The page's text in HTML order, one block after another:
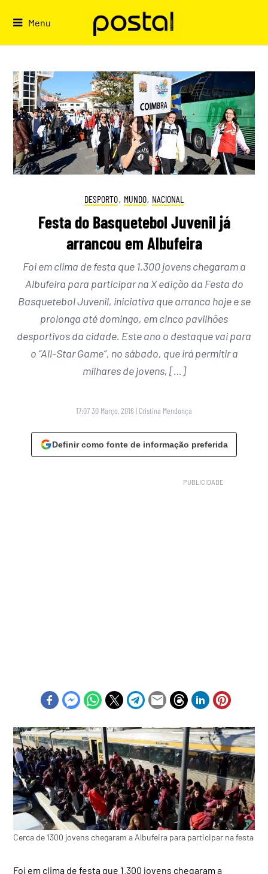
Menu
DESPORTO, MUNDO, NACIONAL
Festa do Basquetebol Juvenil já
arrancou em Albufeira
Foi em clima de festa que 1.300 jovens chegaram a
Albufeira para participar na X edição da Festa do
Basquetebol Juvenil, iniciativa que arranca hoje e se
prolonga até domingo, em cinco pavilhões
desportivos da cidade. Este ano o destaque vai para
o “All-Star Game”, no sábado, que irá permitir a
milhares de jovens, […]
17:07 30 Março, 2016 | Cristina Mendonça
Definir como fonte de informação preferida
Cerca de 1300 jovens chegaram a Albufeira para participar na festa
Foi em clima de festa que 1.300 jovens chegaram a